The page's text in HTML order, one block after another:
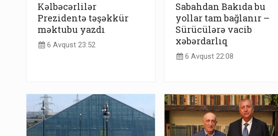
Kəlbəcərlilər
Prezidentə təşəkkür
məktubu yazdı
6 Avqust 23:52
Sabahdan Bakıda bu
yollar tam bağlanır –
Sürücülərə vacib
xəbərdarlıq
6 Avqust 22:08